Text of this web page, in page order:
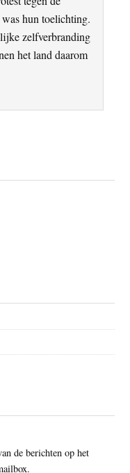
hun toelichting.
zelfverbranding
het land daarom
de berichten op het